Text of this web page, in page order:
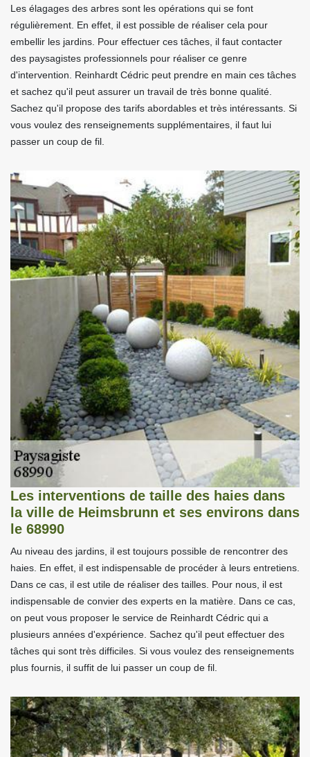
Les élagages des arbres sont les opérations qui se font
régulièrement. En effet, il est possible de réaliser cela pour
embellir les jardins. Pour effectuer ces tâches, il faut contacter
des paysagistes professionnels pour réaliser ce genre
d'intervention. Reinhardt Cédric peut prendre en main ces tâches
et sachez qu'il peut assurer un travail de très bonne qualité.
Sachez qu'il propose des tarifs abordables et très intéressants. Si
vous voulez des renseignements supplémentaires, il faut lui
passer un coup de fil.
Les interventions de taille des haies dans
la ville de Heimsbrunn et ses environs dans
le 68990
Au niveau des jardins, il est toujours possible de rencontrer des
haies. En effet, il est indispensable de procéder à leurs entretiens.
Dans ce cas, il est utile de réaliser des tailles. Pour nous, il est
indispensable de convier des experts en la matière. Dans ce cas,
on peut vous proposer le service de Reinhardt Cédric qui a
plusieurs années d'expérience. Sachez qu'il peut effectuer des
tâches qui sont très difficiles. Si vous voulez des renseignements
plus fournis, il suffit de lui passer un coup de fil.